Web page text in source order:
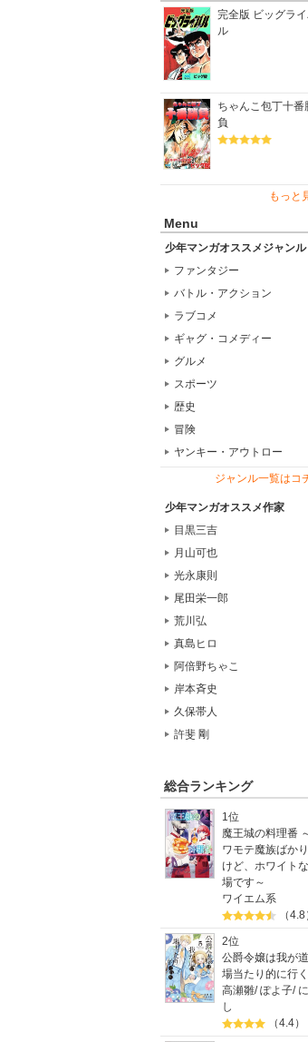
完全版 ビッグラ
ル
ちゃんこ包丁十番
負
もっと
Menu
少年マンガオススメジャンル
ファンタジー
バトル・アクション
ラブコメ
ギャグ・コメディー
グルメ
スポーツ
歴史
冒険
ヤンキー・アウトロー
ジャンル一覧はコ
少年マンガオススメ作家
目黒三吉
月山可也
光永康則
尾田栄一郎
荒川弘
真島ヒロ
阿倍野ちゃこ
岸本斉史
久保帯人
許斐 剛
総合ランキング
1位
魔王城の料理番
ワモテ魔族ばか
けど、ホワイト
場です～
ワイエム系
（4.8
2位
公爵令嬢は我が
場当たり的に行く
高瀬雛/ぽよ子/
し
（4.4）